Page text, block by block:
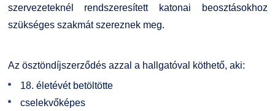
Fordítási Szolgáltatások
GY.I.K.
TDK/Tehetségnap
Online Studium
szervezeteknél rendszeresített katonai beosztásokhoz
szükséges szakmát szereznek meg.
Az ösztöndíjszerződés azzal a hallgatóval köthető, aki:
18. életévét betöltötte
cselekvőképes